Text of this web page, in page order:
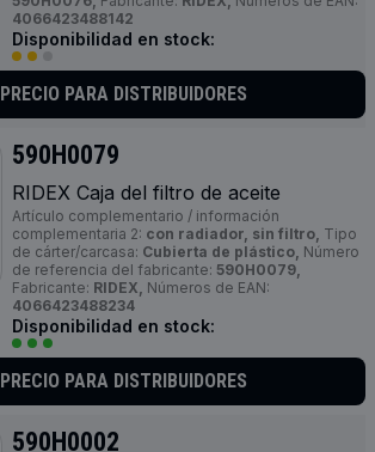
4066423488142
Disponibilidad en stock:
PRECIO PARA DISTRIBUIDORES
590H0079
RIDEX Caja del filtro de aceite
Artículo complementario / información
complementaria 2: con radiador, sin filtro, Tipo
de cárter/carcasa: Cubierta de plástico, Número
de referencia del fabricante: 590H0079,
Fabricante: RIDEX, Números de EAN:
4066423488234
Disponibilidad en stock:
PRECIO PARA DISTRIBUIDORES
590H0002